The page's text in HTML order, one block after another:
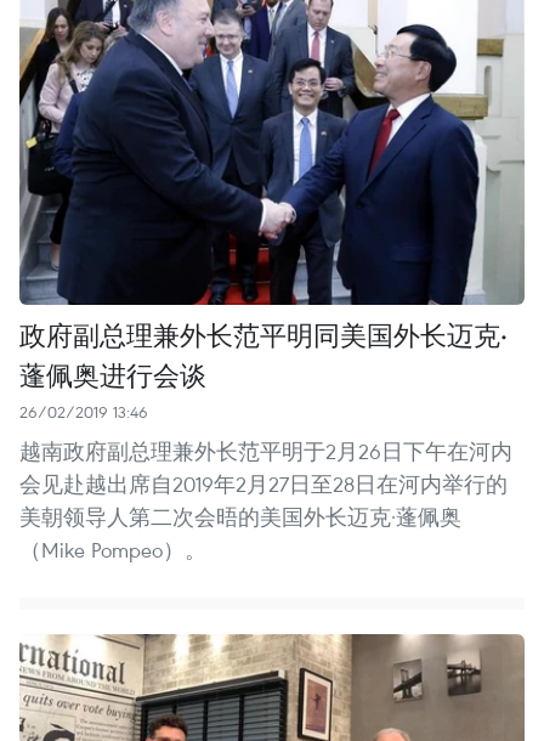
政府副总理兼外长范平明同美国外长迈克·
蓬佩奥进行会谈
26/02/2019 13:46
越南政府副总理兼外长范平明于2月26日下午在河内
会见赴越出席自2019年2月27日至28日在河内举行的
美朝领导人第二次会晤的美国外长迈克·蓬佩奥
（Mike Pompeo）。